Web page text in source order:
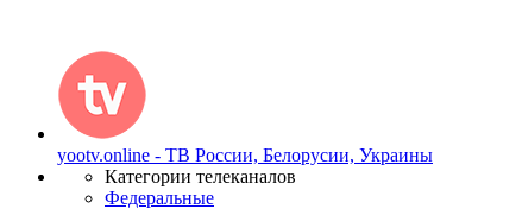
yootv.online - ТВ России, Белорусии, Украины
Категории телеканалов
Федеральные